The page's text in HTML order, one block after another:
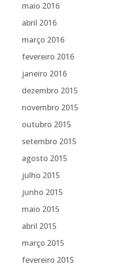
maio 2016
abril 2016
março 2016
fevereiro 2016
janeiro 2016
dezembro 2015
novembro 2015
outubro 2015
setembro 2015
agosto 2015
julho 2015
junho 2015
maio 2015
abril 2015
março 2015
fevereiro 2015